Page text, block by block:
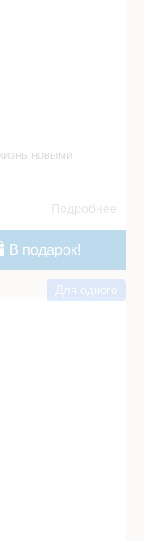
новыми
Подробнее
В подарок!
Для одного